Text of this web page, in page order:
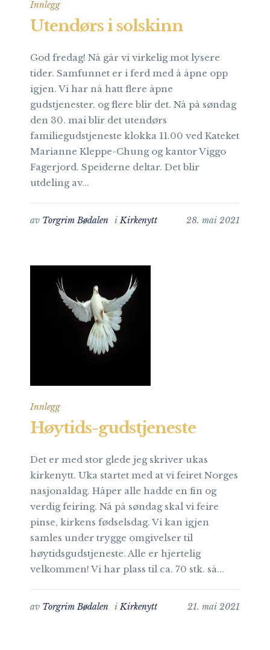
Innlegg
Utendørs i solskinn
God fredag! Nå går vi virkelig mot lysere
tider. Samfunnet er i ferd med å åpne opp
igjen. Vi har nå hatt flere åpne
gudstjenester, og flere blir det. Nå på søndag
den 30. mai blir det utendørs
familiegudstjeneste klokka 11.00 ved Kateket
Marianne Kleppe-Chung og kantor Viggo
Fagerjord. Speiderne deltar. Det blir
utdeling av...
28. mai 2021
av Torgrim Bødalen iKirkenytt
Innlegg
Høytids-gudstjeneste
Det er med stor glede jeg skriver ukas
kirkenytt. Uka startet med at vi feiret Norges
nasjonaldag. Håper alle hadde en fin og
verdig feiring. Nå på søndag skal vi feire
pinse, kirkens fødselsdag. Vi kan igjen
samles under trygge omgivelser til
høytidsgudstjeneste. Alle er hjertelig
velkommen! Vi har plass til ca. 70 stk. så...
21. mai 2021
av Torgrim Bødalen iKirkenytt